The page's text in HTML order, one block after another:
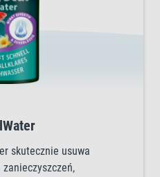
skutecznie usuwa